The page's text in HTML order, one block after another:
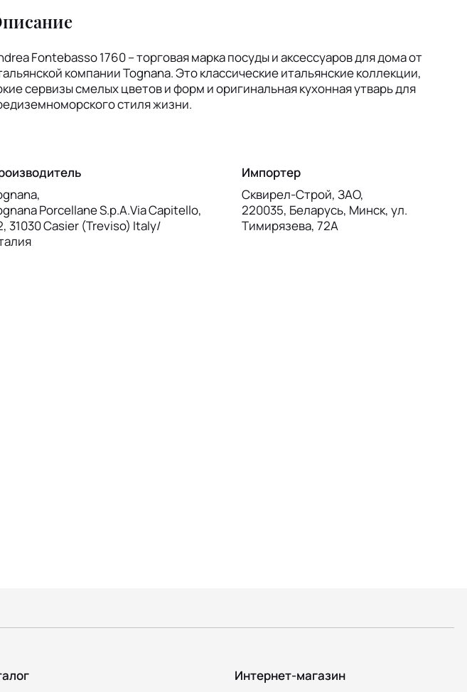
Fontebasso 1760 – торговая марка посуды и аксессуаров для дома от
компании Tognana. Это классические итальянские коллекции,
сервизы смелых цветов и форм и оригинальная кухонная утварь для
стиля жизни.
Porcellane S.p.A.Via Capitello,
31030 Casier (Treviso) Italy/
Импортер
Сквирел-Строй, ЗАО,
220035, Беларусь, Минск, ул.
Тимирязева, 72А
Интернет-магазин